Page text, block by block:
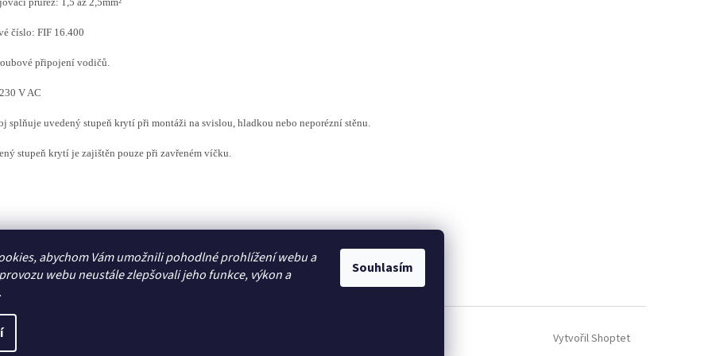
abychom Vám umožnili pohodlné prohlížení webu a
webu neustále zlepšovali jeho funkce, výkon a
Souhlasím
číslo: FIF 16.400
připojení vodičů.
V AC
splňuje uvedený stupeň krytí při montáži na svislou, hladkou nebo neporézní stěnu.
stupeň krytí je zajištěn pouze při zavřeném víčku.
Zboží.cz
Vytvořil Shoptet
vyhrazena.